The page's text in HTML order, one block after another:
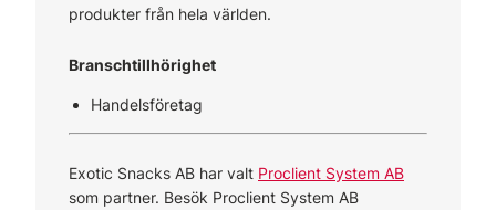
produkter från hela världen.
Branschtillhörighet
Handelsföretag
Exotic Snacks AB har valt Proclient System AB
som partner. Besök Proclient System AB